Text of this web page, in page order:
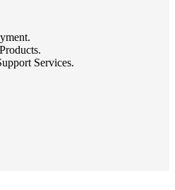
Services.